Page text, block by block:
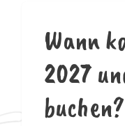
Wann
2027
buchen?